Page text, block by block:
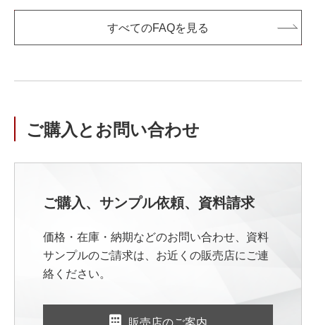
すべてのFAQを見る
ご購入とお問い合わせ
ご購入、サンプル依頼、資料請求
価格・在庫・納期などのお問い合わせ、資料
サンプルのご請求は、お近くの販売店にご連
絡ください。
販売店のご案内